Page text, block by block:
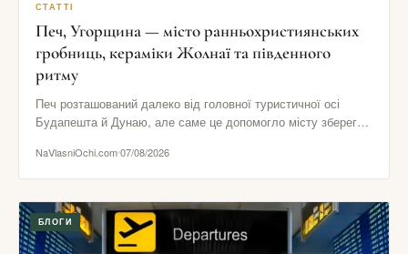
СТАТТІ
Печ, Угорщина — місто ранньохристиянських
гробниць, кераміки Жолнаї та південного
ритму
Печ розташований далеко від головної туристичної осі
Будапешта й Дунаю, але саме це допомогло місту зберегти
NaVlasniOchi.com07/08/2026
БЛОГИ